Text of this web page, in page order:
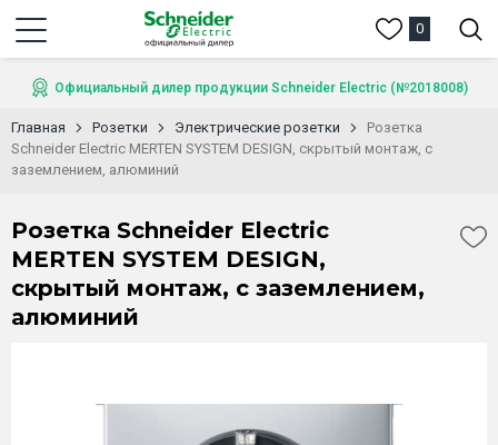
0
Официальный дилер продукции Schneider Electric (№2018008)
Главная Розетки Электрические розетки
Розетка
Schneider Electric MERTEN SYSTEM DESIGN, скрытый монтаж, с
заземлением, алюминий
Розетка Schneider Electric
MERTEN SYSTEM DESIGN,
скрытый монтаж, с заземлением,
алюминий